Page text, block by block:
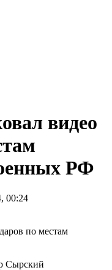
видео
РФ
00:24
Сырский